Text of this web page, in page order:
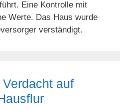
Eine Kontrolle mit
Werte. Das Haus wurde
verständigt.
auf